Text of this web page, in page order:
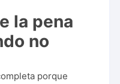
la pena
no
porque